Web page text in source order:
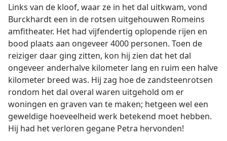
Links van de kloof, waar ze in het dal uitkwam, vond
Burckhardt een in de rotsen uitgehouwen Romeins
amfitheater. Het had vijfendertig oplopende rijen en
bood plaats aan ongeveer 4000 personen. Toen de
reiziger daar ging zitten, kon hij zien dat het dal
ongeveer anderhalve kilometer lang en ruim een halve
kilometer breed was. Hij zag hoe de zandsteenrotsen
rondom het dal overal waren uitgehold om er
woningen en graven van te maken; hetgeen wel een
geweldige hoeveelheid werk betekend moet hebben.
Hij had het verloren gegane Petra hervonden!